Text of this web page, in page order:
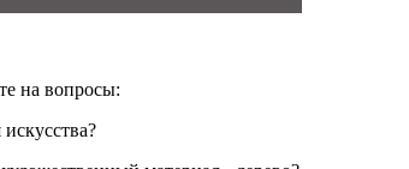
на вопросы: